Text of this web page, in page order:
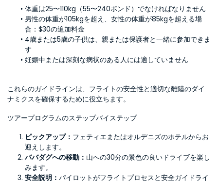
体重は25〜110kg（55〜240ポンド）でなければなりません
男性の体重が105kgを超え、女性の体重が85kgを超える場
合：$30の追加料金
4歳または5歳の子供は、親または保護者と一緒に参加できま
す
妊娠中または深刻な病状のある人には適していません
これらのガイドラインは、フライトの安全性と適切な離陸のダイ
ナミクスを確保するために役立ちます。
ツアープログラムのステップバイステップ
ピックアップ： フェティエまたはオルデニズのホテルからお
迎えします。
ババダグへの移動： 山への30分の景色の良いドライブを楽し
みます。
安全説明： パイロットがフライトプロセスと安全ガイドライ